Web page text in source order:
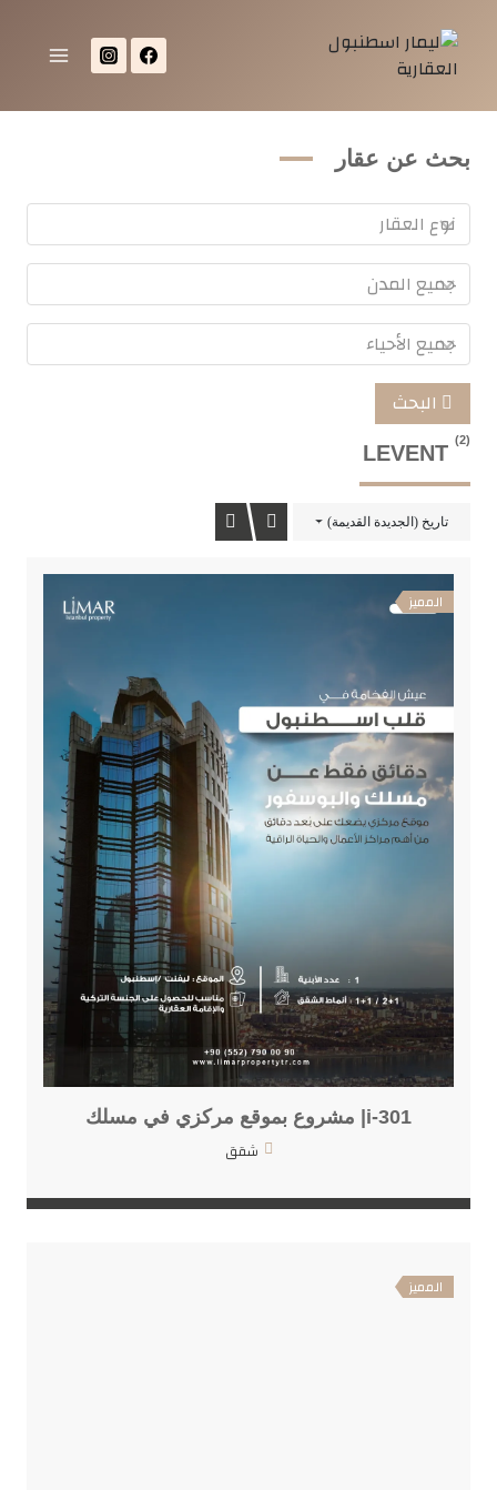
بحث عن عقار
LEVENT
(2)
تاريخ (الجديدة القديمة)
المميز
i-301| مشروع بموقع مركزي في مسلك
شقق
المميز